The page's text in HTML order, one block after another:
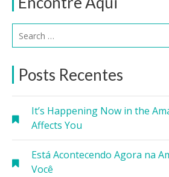
Posts Recentes
It’s Happening Now in the
Affects You
Está Acontecendo Agora na
Você